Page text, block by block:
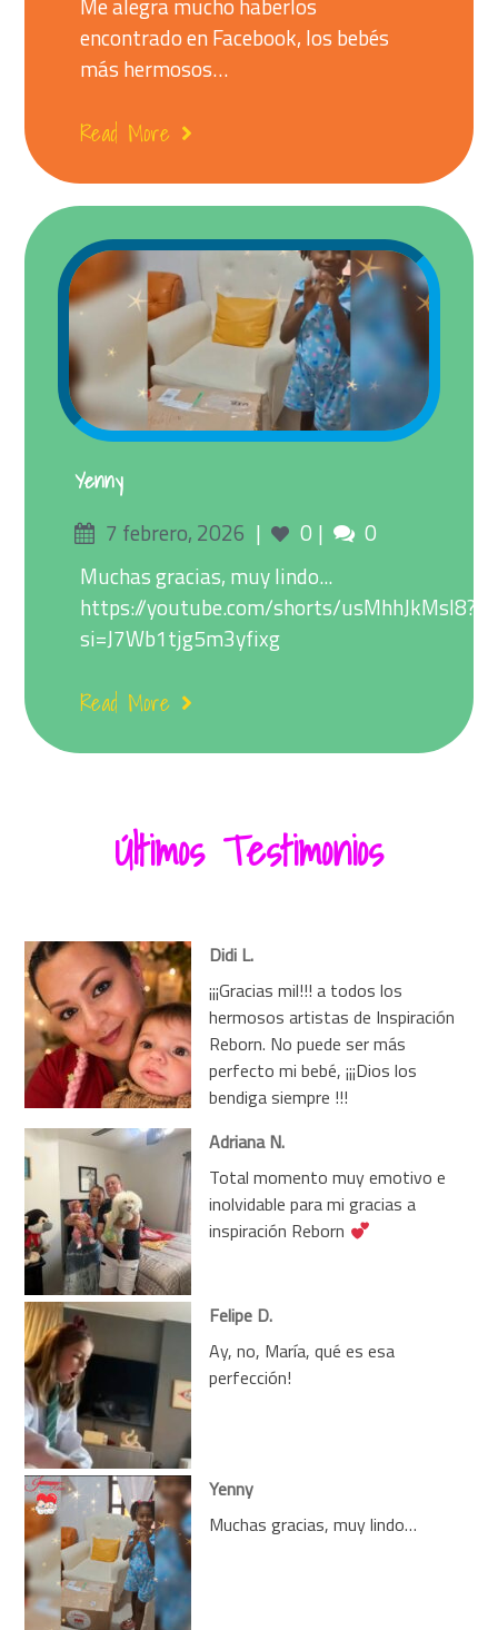
encontrado en Facebook, los bebés
más hermosos…
Read More
Yenny
Posted
on
7 febrero, 2026 0 Comments
0
Muchas gracias, muy lindo...
https://youtube.com/shorts/usMhhJkMsl8?
si=J7Wb1tjg5m3yfixg
Read More
Últimos Testimonios
Didi L.
¡¡¡Gracias mil!!! a todos los
hermosos artistas de Inspiración
Reborn. No puede ser más
perfecto mi bebé, ¡¡¡Dios los
bendiga siempre !!!
Adriana N.
Total momento muy emotivo e
inolvidable para mi gracias a
inspiración Reborn
Felipe D.
Ay, no, María, qué es esa
perfección!
Yenny
Muchas gracias, muy lindo…